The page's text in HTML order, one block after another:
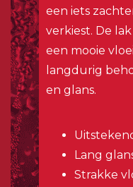
een iets
verkiest. De
een mooie
langdurig
en glans.
Lang
Strakke